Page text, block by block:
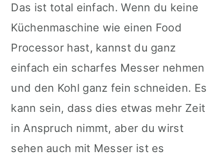
Das ist total einfach. Wenn du keine
Küchenmaschine wie einen Food
Processor hast, kannst du ganz
einfach ein scharfes Messer nehmen
und den Kohl ganz fein schneiden. Es
kann sein, dass dies etwas mehr Zeit
in Anspruch nimmt, aber du wirst
sehen auch mit Messer ist es